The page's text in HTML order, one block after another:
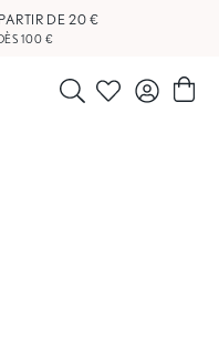
DE 20 €
100 €